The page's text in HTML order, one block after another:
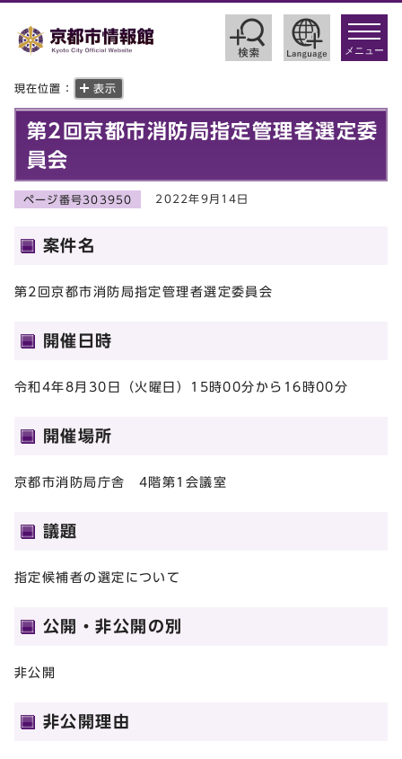
toggle
メニュー
現在位置： 表示
第2回京都市消防局指定管理者選定委
員会
ページ番号303950 2022年9月14日
案件名
第2回京都市消防局指定管理者選定委員会
開催日時
令和4年8月30日（火曜日）15時00分から16時00分
開催場所
京都市消防局庁舎 4階第1会議室
議題
指定候補者の選定について
公開・非公開の別
非公開
非公開理由